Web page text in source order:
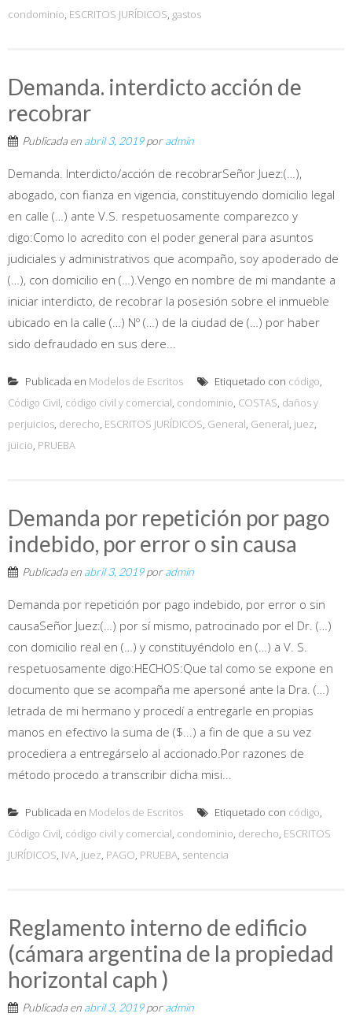
condominio, ESCRITOS JURÍDICOS, gastos
Demanda. interdicto acción de
recobrar
Publicada en abril 3, 2019poradmin
Demanda. Interdicto/acción de recobrarSeñor Juez:(…),
abogado, con fianza en vigencia, constituyendo domicilio legal
en calle (…) ante V.S. respetuosamente comparezco y
digo:Como lo acredito con el poder general para asuntos
judiciales y administrativos que acompaño, soy apoderado de
(…), con domicilio en (…).Vengo en nombre de mi mandante a
iniciar interdicto, de recobrar la posesión sobre el inmueble
ubicado en la calle (…) Nº (…) de la ciudad de (…) por haber
sido defraudado en sus dere...
Publicada en Modelos de Escritos Etiquetado con código,
Código Civil, código civil y comercial, condominio, COSTAS, daños y
perjuicios, derecho, ESCRITOS JURÍDICOS, General, General, juez,
juicio, PRUEBA
Demanda por repetición por pago
indebido, por error o sin causa
Publicada en abril 3, 2019poradmin
Demanda por repetición por pago indebido, por error o sin
causaSeñor Juez:(…) por sí mismo, patrocinado por el Dr. (…)
con domicilio real en (…) y constituyéndolo en (…) a V. S.
respetuosamente digo:HECHOS:Que tal como se expone en
documento que se acompaña me apersoné ante la Dra. (…)
letrada de mi hermano y procedí a entregarle en propias
manos en efectivo la suma de ($...) a fin de que a su vez
procediera a entregárselo al accionado.Por razones de
método procedo a transcribir dicha misi...
Publicada en Modelos de Escritos Etiquetado con código,
Código Civil, código civil y comercial, condominio, derecho, ESCRITOS
JURÍDICOS, IVA, juez, PAGO, PRUEBA, sentencia
Reglamento interno de edificio
(cámara argentina de la propiedad
horizontal caph )
Publicada en abril 3, 2019poradmin